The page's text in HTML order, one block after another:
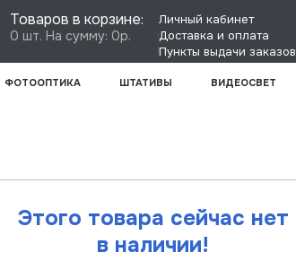
Личный кабинет
Доставка и оплата
Пункты выдачи заказов
Товаров в корзине:
0 шт. На сумму: 0р.
ФОТООПТИКА ШТАТИВЫ ВИДЕОСВЕТ
Этого товара сейчас нет
в наличии!